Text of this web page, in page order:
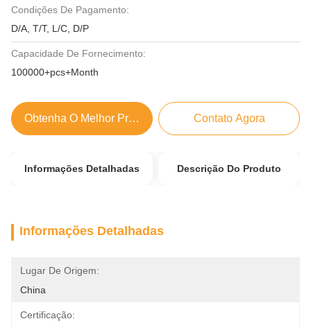
Condições De Pagamento:
D/A, T/T, L/C, D/P
Capacidade De Fornecimento:
100000+pcs+Month
Obtenha O Melhor Preço Contato Agora
Informações Detalhadas Descrição Do Produto
Informações Detalhadas
Lugar De Origem:
China
Certificação: